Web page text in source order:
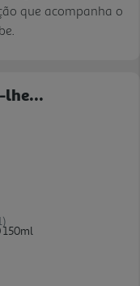
que acompanha o
lhe...
150ml